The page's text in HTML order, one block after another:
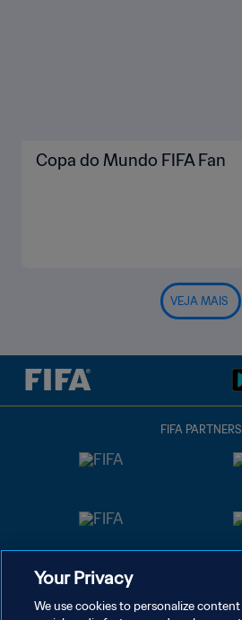
Copa do Mundo FIFA Fan
VEJA MAIS
FIFA PARTNERS
Your Privacy
We use cookies to personalize